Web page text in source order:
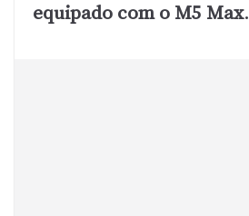
equipado com o M5 Max.